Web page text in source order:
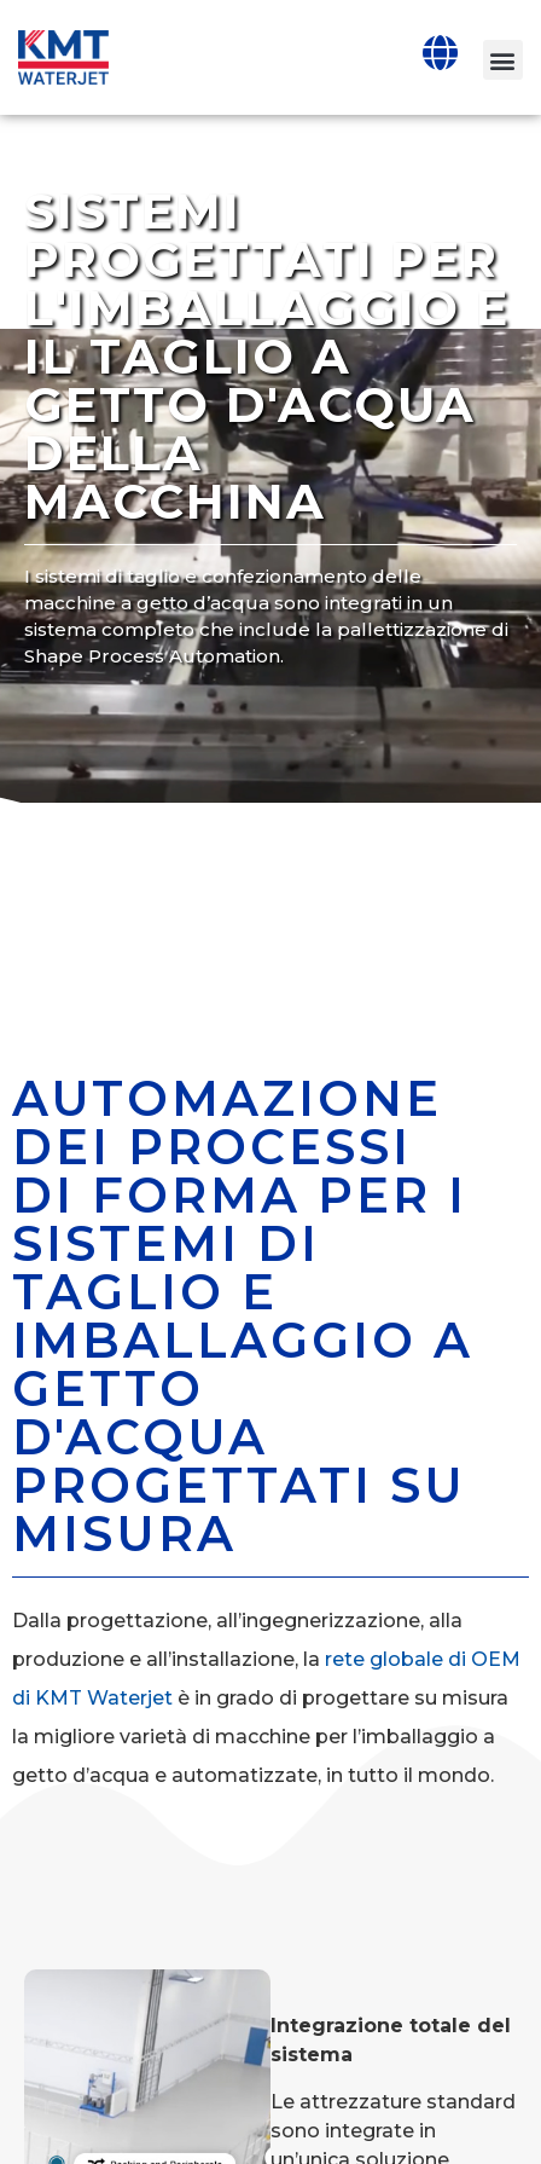
SISTEMI
PROGETTATI PER
L'IMBALLAGGIO E
IL TAGLIO A
GETTO D'ACQUA
DELLA
MACCHINA
I sistemi di taglio e confezionamento delle
macchine a getto d’acqua sono integrati in un
sistema completo che include la pallettizzazione di
Shape Process Automation.
AUTOMAZIONE
DEI PROCESSI
DI FORMA PER I
SISTEMI DI
TAGLIO E
IMBALLAGGIO A
GETTO
D'ACQUA
PROGETTATI SU
MISURA
Dalla progettazione, all’ingegnerizzazione, alla
produzione e all’installazione, la rete globale di OEM
di KMT Waterjet è in grado di progettare su misura
la migliore varietà di macchine per l’imballaggio a
getto d’acqua e automatizzate, in tutto il mondo.
Integrazione totale del
sistema
Le attrezzature standard
sono integrate in
un’unica soluzione